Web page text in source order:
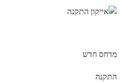
מדחס חדש
התקנה